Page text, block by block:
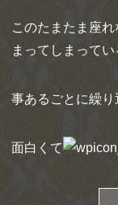
このたまたま座
まってしまって
事あるごとに繰
面白くて